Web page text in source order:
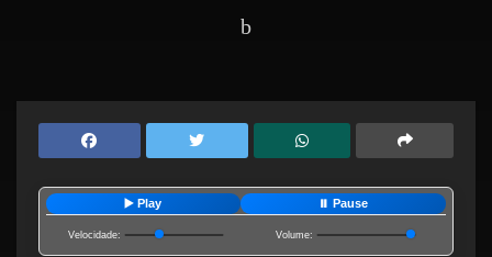
▶️ Play ⏸️ Pause
Velocidade: Volume: